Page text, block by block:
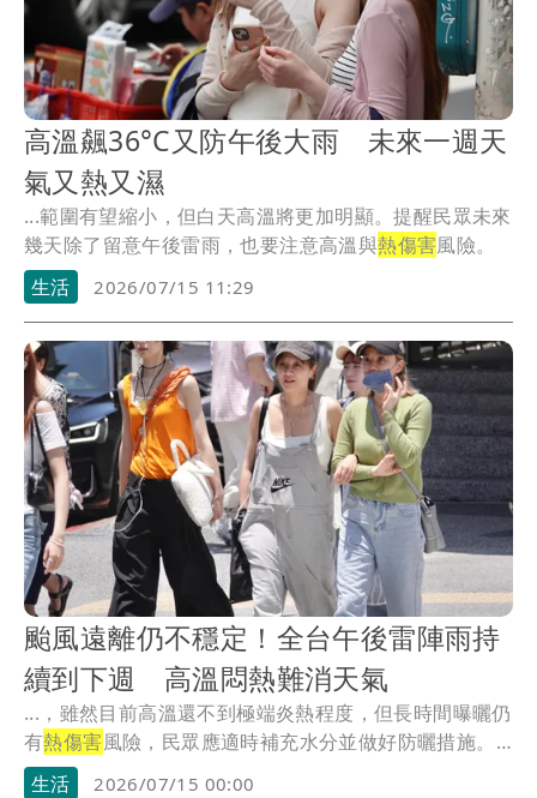
高溫飆36°C又防午後大雨 未來一週天
氣又熱又濕
...範圍有望縮小，但白天高溫將更加明顯。提醒民眾未來
幾天除了留意午後雷雨，也要注意高溫與熱傷害風險。
生活
2026/07/15 11:29
颱風遠離仍不穩定！全台午後雷陣雨持
續到下週 高溫悶熱難消天氣
...，雖然目前高溫還不到極端炎熱程度，但長時間曝曬仍
有熱傷害風險，民眾應適時補充水分並做好防曬措施。
預估...
生活 2026/07/15 00:00